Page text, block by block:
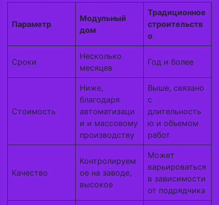
Параметр
Модульный
дом
Традиционное
строительств
о
Сроки
Несколько
месяцев
Год и более
Стоимость
Ниже,
благодаря
автоматизаци
и и массовому
производству
Выше, связано
с
длительность
ю и объемом
работ
Качество
Контролируем
ое на заводе,
высокое
Может
варьироваться
в зависимости
от подрядчика